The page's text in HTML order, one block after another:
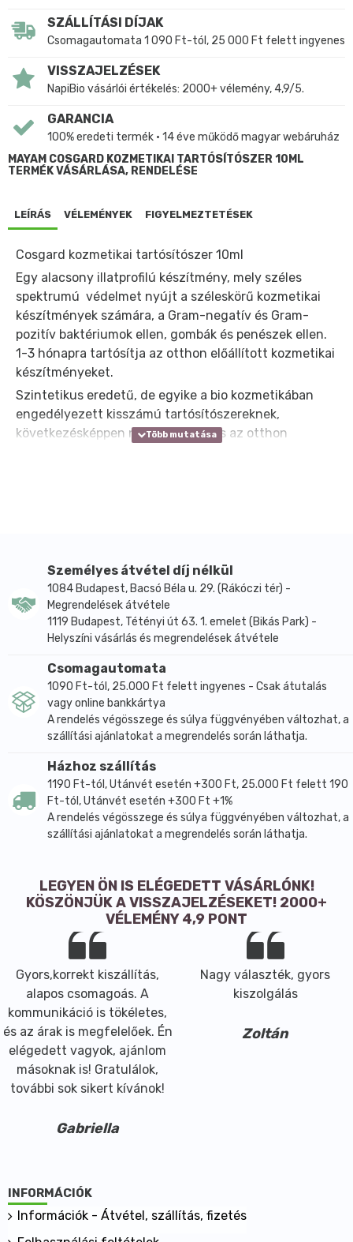
SZÁLLÍTÁSI DÍJAK
Csomagautomata 1 090 Ft-tól, 25 000 Ft felett ingyenes
VISSZAJELZÉSEK
NapiBio vásárlói értékelés: 2000+ vélemény, 4,9/5.
GARANCIA
100% eredeti termék • 14 éve működő magyar webáruház
MAYAM COSGARD KOZMETIKAI TARTÓSÍTÓSZER 10ML
TERMÉK VÁSÁRLÁSA, RENDELÉSE
LEÍRÁS VÉLEMÉNYEK FIGYELMEZTETÉSEK
Cosgard kozmetikai tartósítószer 10ml
Egy alacsony illatprofilú készítmény, mely széles
spektrumú védelmet nyújt a széleskörű kozmetikai
készítmények számára, a Gram-negatív és Gram-
pozitív baktériumok ellen, gombák és penészek ellen.
1-3 hónapra tartósítja az otthon előállított kozmetikai
készítményeket.
Szintetikus eredetű, de egyike a bio kozmetikában
engedélyezett kisszámú tartósítószereknek,
következésképpen nagyon hasznos az otthon
5% glicerin, 1-4% szorbinsav
Megjelenési forma: színtelen, tiszta, alacsony
sűrűségű folyadék, enyhe szaggal, mely nem érződik
meg a készítményen
Összetevők (INCI):benzyl alcohol, salicylic acid,
glycerin, sorbic acid
Tulajdonságok:
egy parabént, formaldehidet, izotiazolont nem
széleskörű baktériumölő
szélekörű gomabölő
gátolja a baktériumok és a penészgomba fejlődését
1,2%-ig oldódik a vízben
eleget tesz a bio kozmetikai szabványoknak
a "fragrance-free" (illatmentes) kompozíciókba is
szokásos adagolás: 0,6 és 1% közötti arányban a
végleges készítmény súlyából, a folyamat végén
hozzáadva
az otthon öszeállított készítmények számára
szokásos adagolás 0.6, a szennyeződésre érzékenyek
számára pedig 0.8%
a kozmetikai készítmények többségébe megfelel
samponokba, tusgélekbe, sminklemosókba
hajtisztító és -ápoló szerekbe
környezetben, de 25°C alatti hőmérsékleten, fénytől
és nedvességtől védve
Összeférhetőség:
Személyes átvétel díj nélkül
1084 Budapest, Bacsó Béla u. 29. (Rákóczi tér) -
Megrendelések átvétele
1119 Budapest, Tétényi út 63. 1. emelet (Bikás Park) -
Helyszíni vásárlás és megrendelések átvétele
Csomagautomata
1090 Ft-tól, 25.000 Ft felett ingyenes - Csak átutalás
vagy online bankkártya
A rendelés végösszege és súlya függvényében változhat, a
szállítási ajánlatokat a megrendelés során láthatja.
Házhoz szállítás
1190 Ft-tól, Utánvét esetén +300 Ft, 25.000 Ft felett 190
Ft-tól, Utánvét esetén +300 Ft +1%
A rendelés végösszege és súlya függvényében változhat, a
szállítási ajánlatokat a megrendelés során láthatja.
LEGYEN ÖN IS ELÉGEDETT VÁSÁRLÓNK!
KÖSZÖNJÜK A VISSZAJELZÉSEKET! 2000+
VÉLEMÉNY 4,9 PONT
Gyors,korrekt kiszállítás,
alapos csomagoás. A
kommunikáció is tökéletes,
és az árak is megfelelőek. Én
elégedett vagyok, ajánlom
másoknak is! Gratulálok,
további sok sikert kívánok!
Gabriella
Nagy választék, gyors
kiszolgálás
Zoltán
INFORMÁCIÓK
Információk - Átvétel, szállítás, fizetés